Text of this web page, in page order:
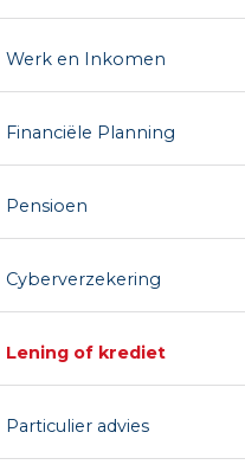
Werk en Inkomen
Financiële Planning
Pensioen
Cyberverzekering
Lening of krediet
Particulier advies